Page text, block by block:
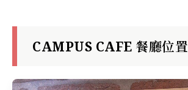
CAMPUS CAFE 餐廳位置